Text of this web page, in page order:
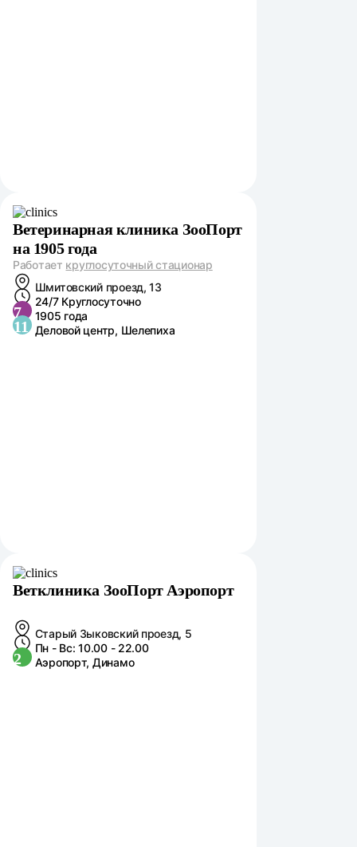
Ветеринарная клиника ЗооПорт
на 1905 года
Работает круглосуточный стационар
Шмитовский проезд, 13
24/7 Круглосуточно
7 1905 года
11 Деловой центр, Шелепиха
Ветклиника ЗооПорт Аэропорт
Старый Зыковский проезд, 5
Пн - Вс: 10.00 - 22.00
2 Аэропорт, Динамо